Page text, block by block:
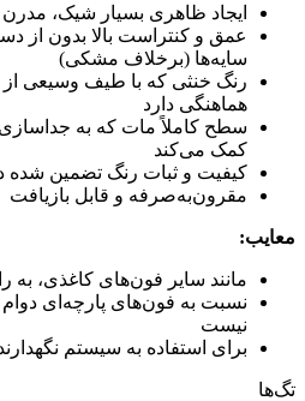
ایجاد ظاهری بسیار شیک،
عمق و کنتراست بالا بدون از
سایه‌ها (برخلاف مشکی)
رنگ خنثی که با طیف وسیعی
هماهنگی دارد
سطح کاملاً مات که به
کمک می‌کند
کیفیت و ثبات رنگ تضمین شده
مقرون‌به‌صرفه و قابل بازیافت
معایب:
مانند سایر فون‌های کاغذی، به
نسبت به فون‌های پارچه‌ای
نیست
برای استفاده به سیستم
تگ‌ها